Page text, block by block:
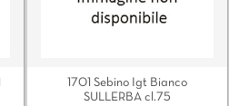
1701 Sebino Igt Bianco
SULLERBA cl.75